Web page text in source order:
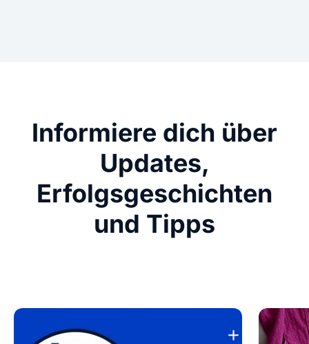
Informiere dich über
Updates,
Erfolgsgeschichten
und Tipps